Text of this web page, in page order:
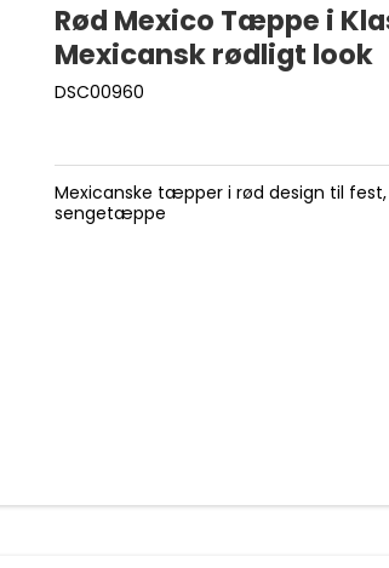
Rød Mexico Tæppe i
Mexicansk rødligt look
DSC00960
Mexicanske tæpper i rød design til
sengetæppe